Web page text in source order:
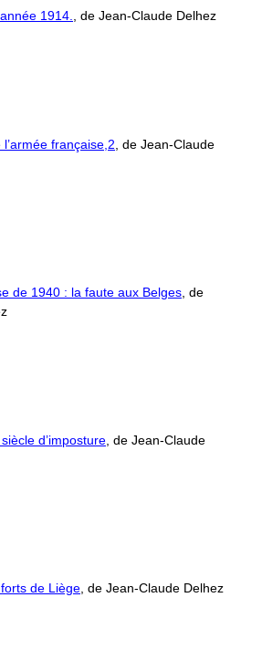
1914. , de Jean-Claude Delhez
française,2 , de Jean-Claude
de 1940 : la faute aux Belges , de
d’imposture , de Jean-Claude
de Liège , de Jean-Claude Delhez